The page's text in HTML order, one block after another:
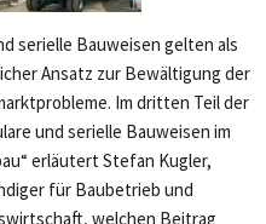
serielle Bauweisen gelten als
Ansatz zur Bewältigung der
Im dritten Teil der
und serielle Bauweisen im
erläutert Stefan Kugler,
für Baubetrieb und
welchen Beitrag